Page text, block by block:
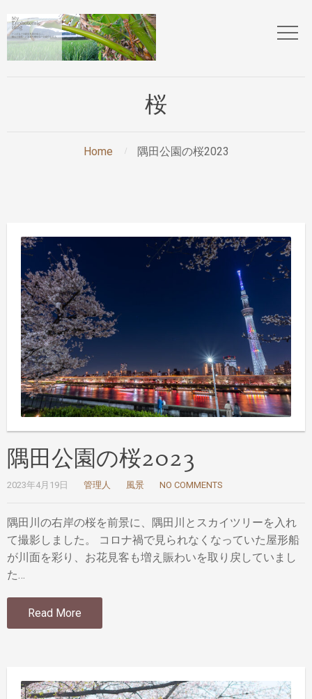
桜
Home 隅田公園の桜2023
隅田公園の桜2023
2023年4月19日 管理人 風景 NO COMMENTS
隅田川の右岸の桜を前景に、隅田川とスカイツリーを入れ
て撮影しました。 コロナ禍で見られなくなっていた屋形船
が川面を彩り、お花見客も増え賑わいを取り戻していまし
た…
Read More